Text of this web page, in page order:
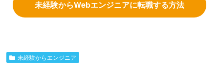
未経験からWebエンジニアに転職する方法
未経験からエンジニア